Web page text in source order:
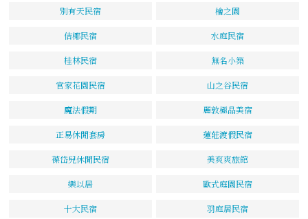
別有天民宿 檜之園
佶椰民宿 水庭民宿
桂林民宿 無名小築
官家花園民宿 山之谷民宿
魔法假期 麗敦極品美宿
正易休閒套房 蓮莊渡假民宿
葆岱兒休閒民宿 美爽爽旅館
樂以居 歐式庭園民宿
十大民宿 羽庭居民宿